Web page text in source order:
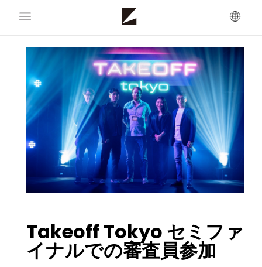
Takeoff Tokyo セミファ
イナルでの審査員参加